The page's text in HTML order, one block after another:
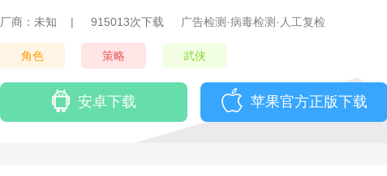
厂商：未知 | 915013次下载 广告检测·病毒检测·人工复检
角色 策略 武侠
安卓下载 苹果官方正版下载